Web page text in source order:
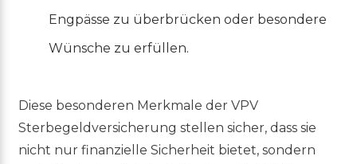
Engpässe zu überbrücken oder besondere
Wünsche zu erfüllen.
Diese besonderen Merkmale der VPV
Sterbegeldversicherung stellen sicher, dass sie
nicht nur finanzielle Sicherheit bietet, sondern